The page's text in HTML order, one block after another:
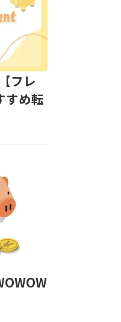
フレ
すめ転